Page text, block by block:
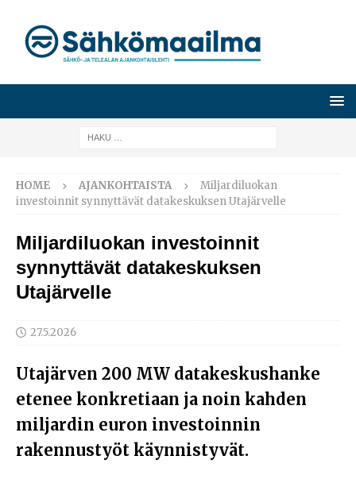
HOME AJANKOHTAISTA
Miljardiluokan
investoinnit synnyttävät datakeskuksen Utajärvelle
Miljardiluokan investoinnit
synnyttävät datakeskuksen
Utajärvelle
27.5.2026
Utajärven 200 MW datakeskushanke
etenee konkretiaan ja noin kahden
miljardin euron investoinnin
rakennustyöt käynnistyvät.